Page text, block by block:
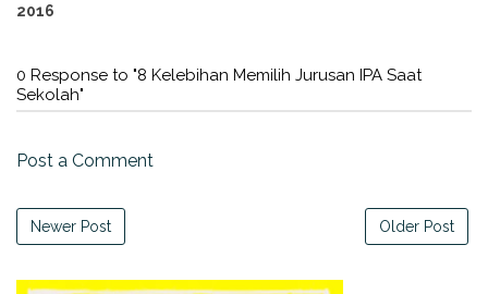
2016
0 Response to "8 Kelebihan Memilih Jurusan IPA Saat
Sekolah"
Post a Comment
Newer Post Older Post